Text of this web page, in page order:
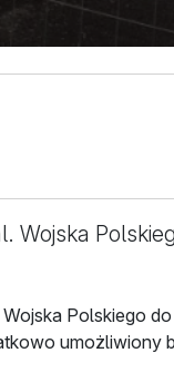
Polskiego
umożliwiony